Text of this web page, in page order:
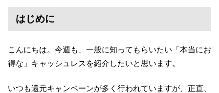
はじめに
こんにちは。今週も、一般に知ってもらいたい「本当にお
得な」キャッシュレスを紹介したいと思います。
いつも還元キャンペーンが多く行われていますが、正直、